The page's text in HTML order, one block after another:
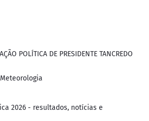
POLÍTICA DE PRESIDENTE TANCREDO
2026 - resultados, notícias e